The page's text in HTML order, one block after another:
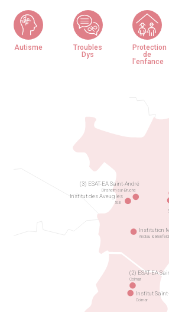
(3) ESAT-EA Saint-André
Dinsheim-sur-Bruche
Institut des Aveugles
Still
Institution
Andlau & Benfeld
(2) ESAT-EA
Colmar
Institut
Colmar
Autisme
Troubles
Dys
Protection
de
l'enfance